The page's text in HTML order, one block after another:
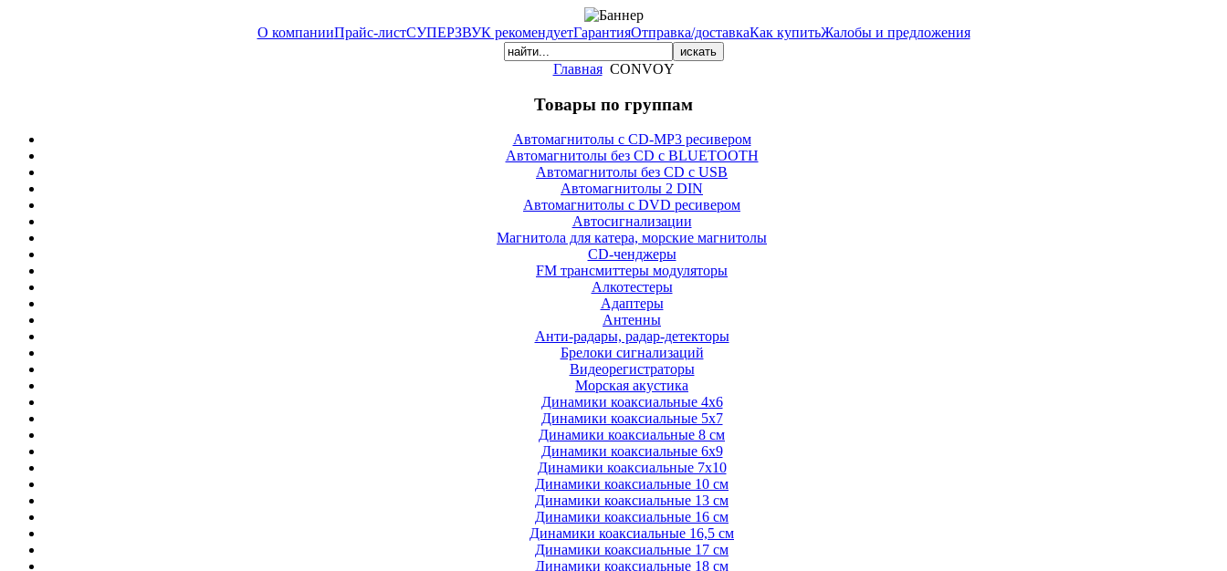
О компанииПрайс-листСУПЕРЗВУК рекомендуетГарантияОтправка/доставкаКак купитьЖалобы и предложения
Главная CONVOY
Товары по группам
Автомагнитолы с CD-MP3 ресивером
Автомагнитолы без CD с BLUETOOTH
Автомагнитолы без CD с USB
Автомагнитолы 2 DIN
Автомагнитолы с DVD ресивером
Автосигнализации
Магнитола для катера, морские магнитолы
CD-ченджеры
FM трансмиттеры модуляторы
Алкотестеры
Адаптеры
Антенны
Анти-радары, радар-детекторы
Брелоки сигнализаций
Видеорегистраторы
Морская акустика
Динамики коаксиальные 4х6
Динамики коаксиальные 5х7
Динамики коаксиальные 8 см
Динамики коаксиальные 6х9
Динамики коаксиальные 7х10
Динамики коаксиальные 10 см
Динамики коаксиальные 13 см
Динамики коаксиальные 16 см
Динамики коаксиальные 16,5 см
Динамики коаксиальные 17 см
Динамики коаксиальные 18 см